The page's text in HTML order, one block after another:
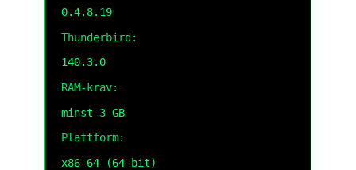
0.4.8.19
Thunderbird:
140.3.0
RAM-krav:
minst 3 GB
Plattform:
x86-64 (64-bit)